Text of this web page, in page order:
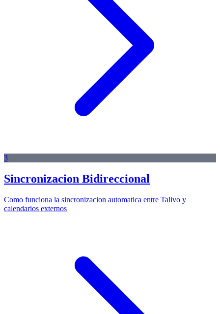
3
Sincronizacion Bidireccional
Como funciona la sincronizacion automatica entre Talivo y
calendarios externos